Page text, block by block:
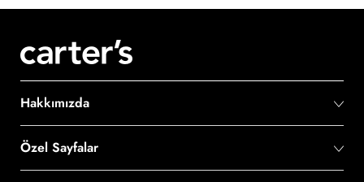
Hakkımızda
Özel Sayfalar